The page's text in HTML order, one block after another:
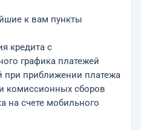
к вам пункты
кредита с
графика платежей
при приближении платежа
комиссионных сборов
на счете мобильного